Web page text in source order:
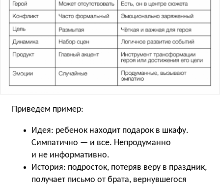
Приведем пример:
Идея: ребенок находит подарок в шкафу.
Симпатично — и все. Непродуманно
и не информативно.
История: подросток, потеряв веру в праздник,
получает письмо от брата, вернувшегося